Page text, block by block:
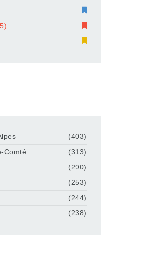
(403)
Comté
(313)
(290)
(253)
(244)
(238)